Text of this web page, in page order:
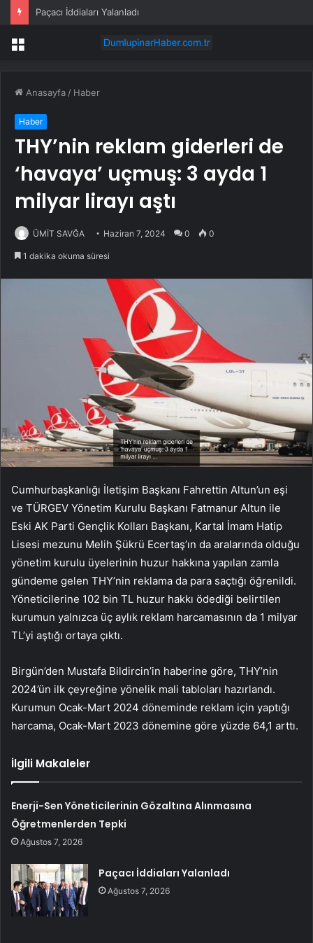
Paçacı İddiaları Yalanladı
Menü
Anasayfa / Haber
Haber
THY’nin reklam giderleri de
‘havaya’ uçmuş: 3 ayda 1
milyar lirayı aştı
ÜMİT SAVĞA Haziran 7, 2024 0 0
1 dakika okuma süresi
Cumhurbaşkanlığı İletişim Başkanı Fahrettin Altun’un eşi
ve TÜRGEV Yönetim Kurulu Başkanı Fatmanur Altun ile
Eski AK Parti Gençlik Kolları Başkanı, Kartal İmam Hatip
Lisesi mezunu Melih Şükrü Ecertaş’ın da aralarında olduğu
yönetim kurulu üyelerinin huzur hakkına yapılan zamla
gündeme gelen THY’nin reklama da para saçtığı öğrenildi.
Yöneticilerine 102 bin TL huzur hakkı ödediği belirtilen
kurumun yalnızca üç aylık reklam harcamasının da 1 milyar
TL’yi aştığı ortaya çıktı.
Birgün’den Mustafa Bildircin’in haberine göre, THY’nin
2024’ün ilk çeyreğine yönelik mali tabloları hazırlandı.
Kurumun Ocak-Mart 2024 döneminde reklam için yaptığı
harcama, Ocak-Mart 2023 dönemine göre yüzde 64,1 arttı.
İlgili Makaleler
Enerji-Sen Yöneticilerinin Gözaltına Alınmasına
Öğretmenlerden Tepki
Ağustos 7, 2026
Paçacı İddiaları Yalanladı
Ağustos 7, 2026